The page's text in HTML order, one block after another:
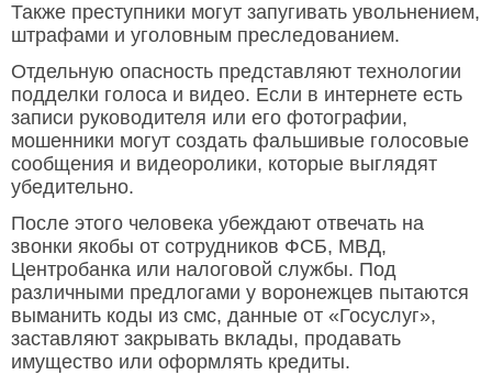
Также преступники могут запугивать увольнением,
штрафами и уголовным преследованием.
Отдельную опасность представляют технологии
подделки голоса и видео. Если в интернете есть
записи руководителя или его фотографии,
мошенники могут создать фальшивые голосовые
сообщения и видеоролики, которые выглядят
убедительно.
После этого человека убеждают отвечать на
звонки якобы от сотрудников ФСБ, МВД,
Центробанка или налоговой службы. Под
различными предлогами у воронежцев пытаются
выманить коды из смс, данные от «Госуслуг»,
заставляют закрывать вклады, продавать
имущество или оформлять кредиты.